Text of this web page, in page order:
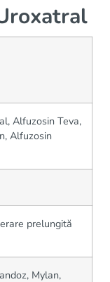
Alfuzosin Teva,
Alfuzosin
prelungită
Mylan,